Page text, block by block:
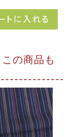
の商品も